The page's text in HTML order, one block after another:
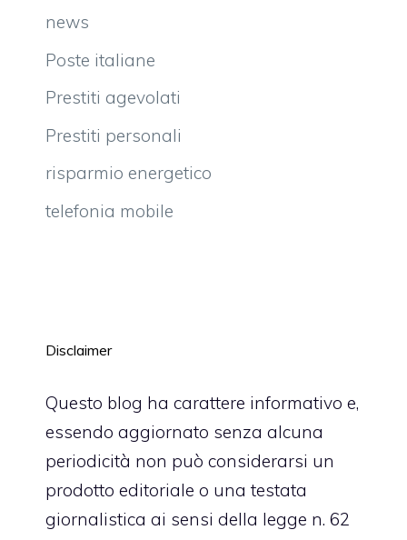
news
Poste italiane
Prestiti agevolati
Prestiti personali
risparmio energetico
telefonia mobile
Disclaimer
Questo blog ha carattere informativo e,
essendo aggiornato senza alcuna
periodicità non può considerarsi un
prodotto editoriale o una testata
giornalistica ai sensi della legge n. 62